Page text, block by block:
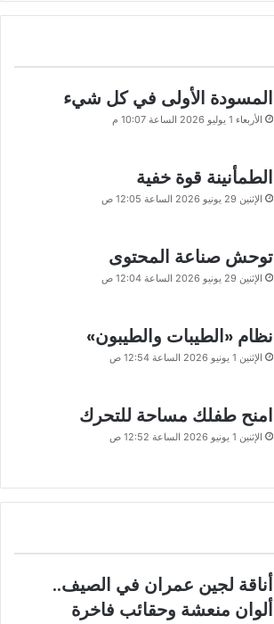
المسودة الأولى في كل شيء
الأربعاء 1 يوليو 2026 الساعة 10:07 م
الطمأنينة قوة خفية
الإثنين 29 يونيو 2026 الساعة 12:05 ص
توحش صناعة المحتوى
الإثنين 29 يونيو 2026 الساعة 12:04 ص
نظام «الطيبات والطيبون»
الإثنين 1 يونيو 2026 الساعة 12:54 ص
امنح طفلك مساحة للتحرك
الإثنين 1 يونيو 2026 الساعة 12:52 ص
أناقة لجين عمران في الصيف..
ألوان منعشة وحقائب فاخرة